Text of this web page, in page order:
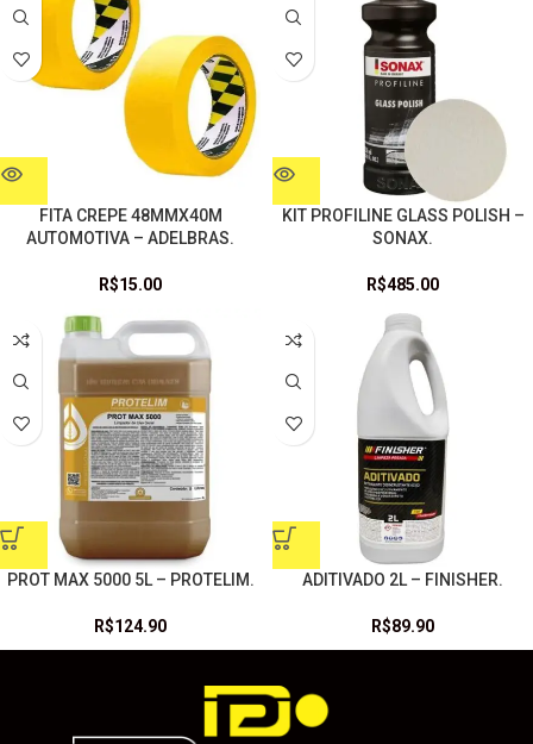
FITA CREPE 48MMX40M
AUTOMOTIVA – ADELBRAS.
R$15.00
KIT PROFILINE GLASS POLISH –
SONAX.
R$485.00
PROT MAX 5000 5L – PROTELIM.
R$124.90
ADITIVADO 2L – FINISHER.
R$89.90